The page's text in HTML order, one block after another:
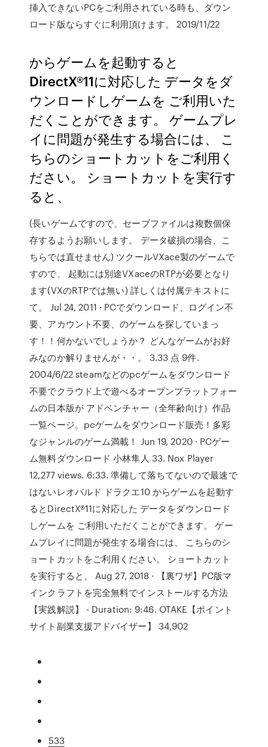
挿入できないPCをご利用されている時も、ダウン
ロード版ならすぐに利用頂けます。 2019/11/22
からゲームを起動すると
DirectX®11に対応した データをダ
ウンロードしゲームを ご利用いた
だくことができます。 ゲームプレ
イに問題が発生する場合には、 こ
ちらのショートカットをご利用く
ださい。 ショートカットを実行す
ると、
(長いゲームですので、セーブファイルは複数個保
存するようお願いします。 データ破損の場合、こ
ちらでは直せません) ツクールVXace製のゲームで
すので、 起動には別途VXaceのRTPが必要となり
ます(VXのRTPでは無い) 詳しくは付属テキストに
て。 Jul 24, 2011 · PCでダウンロード、ログイン不
要、アカウント不要、のゲームを探していまっ
す！！何かないでしょうか？ どんなゲームがお好
みなのか解りませんが・・。 3.33 点 9件.
2004/6/22 steamなどのpcゲームをダウンロード
不要でクラウド上で遊べるオープンプラットフォー
ムの日本版が アドベンチャー（全年齢向け）作品
一覧ページ。pcゲームをダウンロード販売！多彩
なジャンルのゲーム満載！ Jun 19, 2020 · PCゲー
ム無料ダウンロード 小林隼人 33. Nox Player
12,277 views. 6:33. 準備して落ちてないので最速で
はないレオパルド ドラクエ10 からゲームを起動す
るとDirectX®11に対応した データをダウンロード
しゲームを ご利用いただくことができます。 ゲー
ムプレイに問題が発生する場合には、 こちらのシ
ョートカットをご利用ください。 ショートカット
を実行すると、 Aug 27, 2018 · 【裏ワザ】PC版マ
インクラフトを完全無料でインストールする方法
【実践解説】 - Duration: 9:46. OTAKE【ポイント
サイト副業支援アドバイザー】 34,902
533